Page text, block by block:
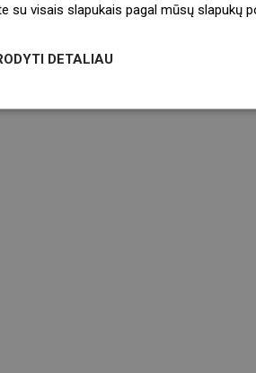
su visais slapukais pagal mūsų slapukų
DETALIAU